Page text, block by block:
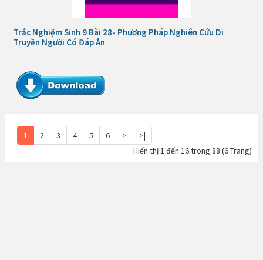
Trắc Nghiệm Sinh 9 Bài 28- Phương Pháp Nghiên Cứu Di
Truyền Người Có Đáp Án
1 2 3 4 5 6 >
>|
Hiển thị 1 đến 16 trong 88 (6 Trang)